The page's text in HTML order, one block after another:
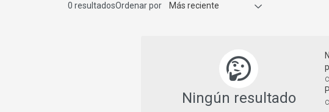
0 resultadosOrdenar por Más reciente
Ningún resultado